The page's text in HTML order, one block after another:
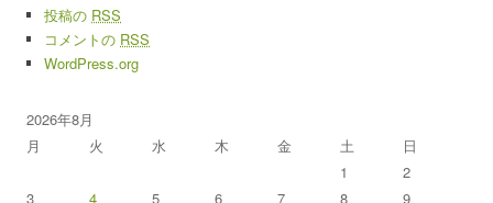
投稿の RSS
コメントの RSS
WordPress.org
2026年8月
月
火 水 木 金 土 日
1
2
3
4 5 6 7 8
9